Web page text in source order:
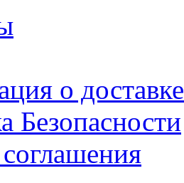
о доставке
Безопасности